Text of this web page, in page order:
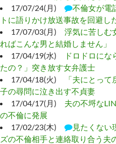
17/07/24(月)
不倫女が電
トに語りかけ放送事故を回避し
17/07/03(月) 浮気に苦しむ
ればこんな男と結婚しません」
17/04/19(水)
ドロドロにな
たの？」突き放す女弁護士
17/04/18(火)
「夫にとっ
子の尋問に泣き出す不貞妻
17/04/17(月) 夫の不埒な
の不倫に発展
17/02/23(木)
見たくない
ズの不倫相手と連絡取り合う夫